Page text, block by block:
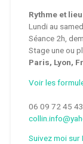
Rythme et lieu
Lundi au
Séance 2h,
Stage une ou
Paris, Lyon,
Voir les
06 09 72 45 43
Suivez moi sur